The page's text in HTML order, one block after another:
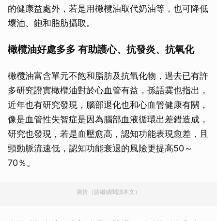
的健康益處外，若是用橄欖油取代奶油等，也可降低
壞油、飽和脂肪攝取。
橄欖油好處多多 有助護心、抗發炎、抗氧化
橄欖油富含單元不飽和脂肪及抗氧化物，過去已有許
多研究證實橄欖油對於心血管有益，孫語霙也指出，
近年也有研究發現，腦部退化也和心血管健康有關，
像是血管性失智症是因為腦部血液循環出差錯造成，
研究也發現，若是血壓愈高，認知功能表現愈差，且
頸動脈流速低，認知功能衰退的風險更提高50～
70％。
廣告（請繼續閱讀本文）